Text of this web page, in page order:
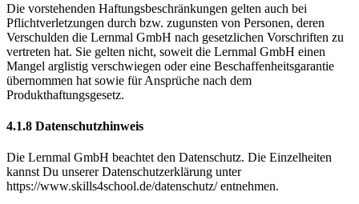
Die vorstehenden Haftungsbeschränkungen gelten auch bei
Pflichtverletzungen durch bzw. zugunsten von Personen, deren
Verschulden die Lernmal GmbH nach gesetzlichen Vorschriften zu
vertreten hat. Sie gelten nicht, soweit die Lernmal GmbH einen
Mangel arglistig verschwiegen oder eine Beschaffenheitsgarantie
übernommen hat sowie für Ansprüche nach dem
Produkthaftungsgesetz.
4.1.8 Datenschutzhinweis
Die Lernmal GmbH beachtet den Datenschutz. Die Einzelheiten
kannst Du unserer Datenschutzerklärung unter
https://www.skills4school.de/datenschutz/ entnehmen.